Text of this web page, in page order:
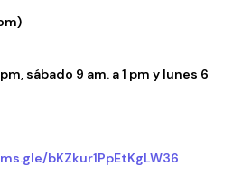
sábado 9 am. a 1 pm y lunes 6
bKZkur1PpEtKgLW36